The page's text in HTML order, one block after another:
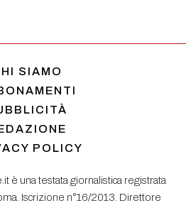
SIAMO
POLICY
è una testata giornalistica registrata
Iscrizione n°16/2013. Direttore